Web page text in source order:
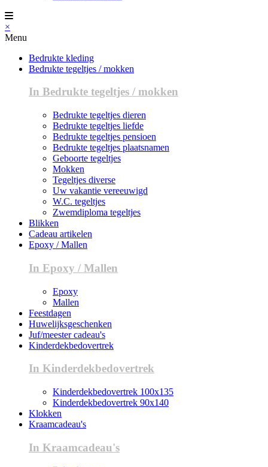
×
Menu
Bedrukte kleding
Bedrukte tegeltjes / mokken
In Bedrukte tegeltjes / mokken
Bedrukte tegeltjes dieren
Bedrukte tegeltjes liefde
Bedrukte tegeltjes pensioen
Bedrukte tegeltjes plaatsnamen
Geboorte tegeltjes
Mokken
Tegeltjes diverse
Uw vakantie vereeuwigd
W.C. tegeltjes
Zwemdiploma tegeltjes
Blikken
Cadeau artikelen
Epoxy / Mallen
In Epoxy / Mallen
Epoxy
Mallen
Feestdagen
Huwelijksgeschenken
Juf/meester cadeau's
Kinderdekbedovertrek
In Kinderdekbedovertrek
Kinderdekbedovertrek 100x135
Kinderdekbedovertrek 90x140
Klokken
Kraamcadeau's
In Kraamcadeau's